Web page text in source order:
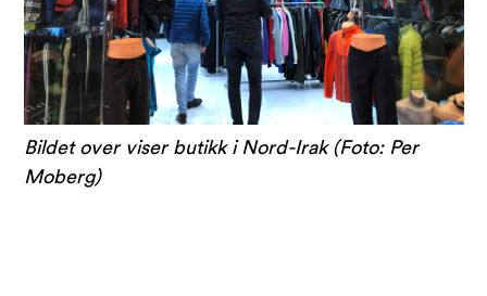
Bildet over viser butikk i Nord-Irak (Foto: Per
Moberg)